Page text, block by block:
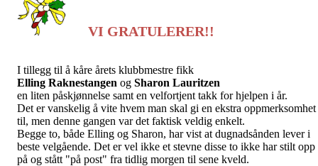
VI GRATULERER!!
I tillegg til å kåre årets klubbmestre fikk
Elling Raknestangen og Sharon Lauritzen
en liten påskjønnelse samt en velfortjent takk for hjelpen i år.
Det er vanskelig å vite hvem man skal gi en ekstra oppmerksomhet
til, men denne gangen var det faktisk veldig enkelt.
Begge to, både Elling og Sharon, har vist at dugnadsånden lever i
beste velgående. Det er vel ikke et stevne disse to ikke har stilt opp
på og stått "på post" fra tidlig morgen til sene kveld.